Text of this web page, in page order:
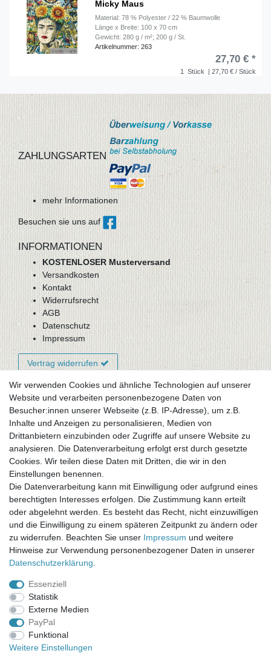
Micky Maus
Material: 78 % Polyester / 22 % Baumwolle
Länge x Breite: 100 x 70 cm
Gewicht: 280 g / m²; 200 g / St.
Artikelnummer: 263
1 Stück | 27,70 € / Stück
27,70 € *
ZAHLUNGSARTEN
mehr Informationen
Besuchen sie uns auf
INFORMATIONEN
KOSTENLOSER Musterversand
Versandkosten
Kontakt
Widerrufsrecht
AGB
Datenschutz
Impressum
Vertrag widerrufen
Newsletter-Anmeldung
FAQ / Fragen
Mein Warenkorb
Mein Merkzettel
Mein Konto
UNSER LADENGESCHÄFT
Gottlieb-Daimler-Str. 10
33334 Gütersloh
ÖFFNUNGSZEITEN
Montag - Dienstag: 8.00 - 18.00 Uhr, Mittwoch Ruhetag,
Donnerstag: 8.00 - 18.00 Uhr, Freitag 8.00 - 14.00 Uhr
KUNDENSERVICE
Telefon: (05241) 403 22 38
E-Mail: info@stoffamstueck.de
Alle Preise inklusive gesetzlicher Mehrwertsteuer und
Wir verwenden Cookies und ähnliche Technologien auf unserer
Website und verarbeiten personenbezogene Daten von
Besucher:innen unserer Webseite (z.B. IP-Adresse), um z.B.
Inhalte und Anzeigen zu personalisieren, Medien von
Drittanbietern einzubinden oder Zugriffe auf unsere Website zu
analysieren. Die Datenverarbeitung erfolgt erst durch gesetzte
Cookies. Wir teilen diese Daten mit Dritten, die wir in den
Einstellungen benennen.
Die Datenverarbeitung kann mit Einwilligung oder aufgrund eines
berechtigten Interesses erfolgen. Die Zustimmung kann erteilt
oder abgelehnt werden. Es besteht das Recht, nicht einzuwilligen
und die Einwilligung zu einem späteren Zeitpunkt zu ändern oder
zu widerrufen. Beachten Sie unser Impressum und weitere
Hinweise zur Verwendung personenbezogener Daten in unserer
Daten­schutz­erklärung
Essenziell
Statistik
Externe Medien
PayPal
Funktional
Weitere Einstellungen